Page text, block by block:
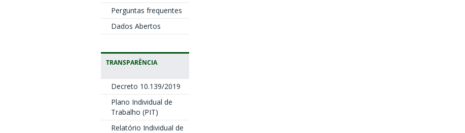
Perguntas frequentes
Dados Abertos
TRANSPARÊNCIA
Decreto 10.139/2019
Plano Individual de
Trabalho (PIT)
Relatório Individual de